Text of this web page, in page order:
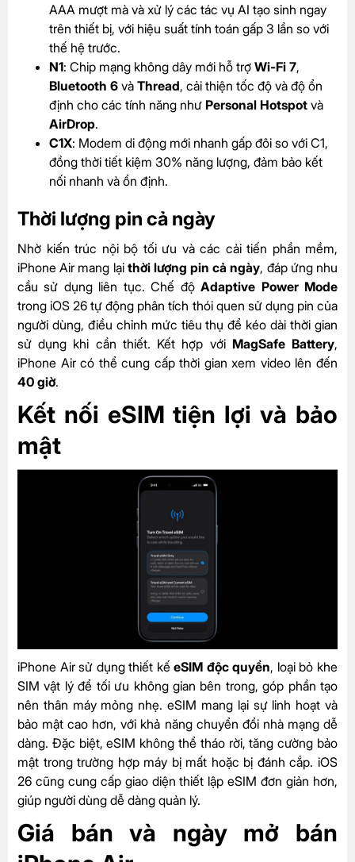
AAA mượt mà và xử lý các tác vụ AI tạo sinh ngay
trên thiết bị, với hiệu suất tính toán gấp 3 lần so với
thế hệ trước.
N1: Chip mạng không dây mới hỗ trợ Wi-Fi 7,
Bluetooth 6 và Thread, cải thiện tốc độ và độ ổn
định cho các tính năng như Personal Hotspot và
AirDrop.
C1X: Modem di động mới nhanh gấp đôi so với C1,
đồng thời tiết kiệm 30% năng lượng, đảm bảo kết
nối nhanh và ổn định.
Thời lượng pin cả ngày
Nhờ kiến trúc nội bộ tối ưu và các cải tiến phần mềm,
iPhone Air mang lại thời lượng pin cả ngày, đáp ứng nhu
cầu sử dụng liên tục. Chế độAdaptive Power Mode
trong iOS 26 tự động phân tích thói quen sử dụng pin của
người dùng, điều chỉnh mức tiêu thụ để kéo dài thời gian
sử dụng khi cần thiết. Kết hợp với MagSafe Battery,
iPhone Air có thể cung cấp thời gian xem video lên đến
40 giờ.
Kết nối eSIM tiện lợi và bảo
mật
iPhone Air sử dụng thiết kếeSIM độc quyền, loại bỏ khe
SIM vật lý để tối ưu không gian bên trong, góp phần tạo
nên thân máy mỏng nhẹ. eSIM mang lại sự linh hoạt và
bảo mật cao hơn, với khả năng chuyển đổi nhà mạng dễ
dàng. Đặc biệt, eSIM không thể tháo rời, tăng cường bảo
mật trong trường hợp máy bị mất hoặc bị đánh cắp. iOS
26 cũng cung cấp giao diện thiết lập eSIM đơn giản hơn,
giúp người dùng dễ dàng quản lý.
Giá bán và ngày mở bán